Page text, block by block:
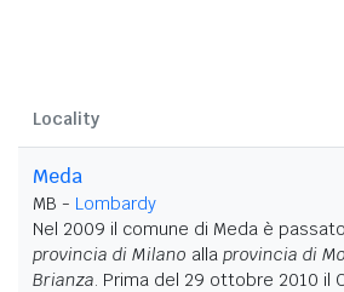
Locality
Meda
MB - Lombardy
Nel 2009 il comune di Meda è
provincia di Milano alla provincia di
Brianza. Prima del 29 ottobre 2010 il